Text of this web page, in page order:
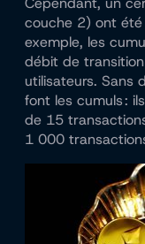
couche 2) ont été
exemple, les
débit de
utilisateurs. Sans
font les cumuls :
de 15
1 000